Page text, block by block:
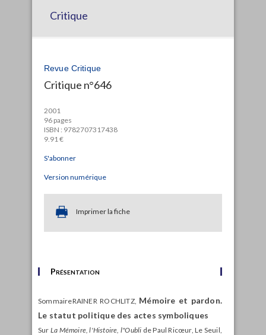
Critique
Revue Critique
Critique n°646
2001
96 pages
ISBN : 9782707317438
9.91 €
S'abonner
Version numérique
Imprimer la fiche
Présentation
SommaireRAINER ROCHLITZ, Mémoire et pardon.
Le statut politique des actes symboliques
Sur La Mémoire, l'Histoire, l"Oubli de Paul Ricœur, Le Seuil,